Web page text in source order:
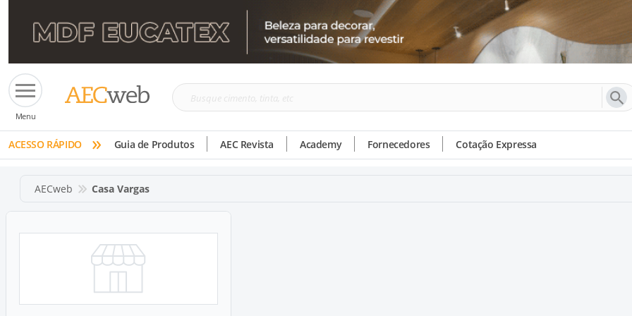
Menu
Busque
tinta,
etc
ACESSO RÁPIDO » Guia de Produtos AEC Revista Academy Fornecedores Cotação Expressa
AECweb Casa Vargas